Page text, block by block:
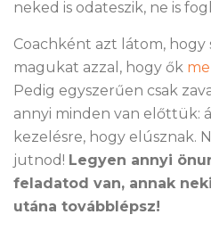
neked is odateszik, ne is
Coachként azt látom, hogy
magukat azzal, hogy ők
Pedig egyszerűen csak
annyi minden van előttük:
kezelésre, hogy elúsznak.
jutnod! Legyen annyi
feladatod van, annak
utána továbblépsz!